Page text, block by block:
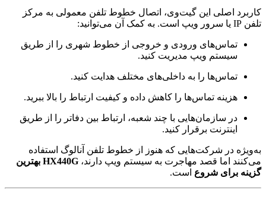
کاربرد اصلی این گیت‌وی، اتصال خطوط تلفن معمولی به مرکز
تلفن IP یا سرور ویپ است. به کمک آن می‌توانید:
تماس‌های ورودی و خروجی از خطوط شهری را از طریق
سیستم ویپ مدیریت کنید.
تماس‌ها را به داخلی‌های مختلف هدایت کنید.
هزینه تماس‌ها را کاهش داده و کیفیت ارتباط را بالا ببرید.
در سازمان‌هایی با چند شعبه، ارتباط بین دفاتر را از طریق
اینترنت برقرار کنید.
به‌ویژه در شرکت‌هایی که هنوز از خطوط تلفن آنالوگ استفاده
می‌کنند اما قصد مهاجرت به سیستم ویپ دارند،
HX440G بهترین
گزینه برای شروع است.